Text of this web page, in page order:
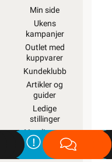
Min side
Ukens
kampanjer
Outlet med
kuppvarer
Kundeklubb
Artikler og
guider
Ledige
stillinger
Varsling og
Åpenhetsloven